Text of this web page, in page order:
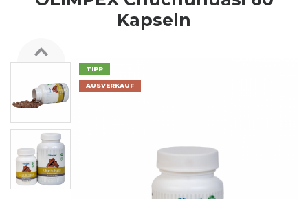
Kapseln
TIPP
AUSVERKAUF